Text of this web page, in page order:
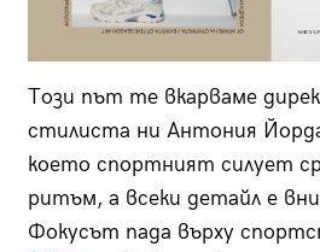
Този път те вкарваме
стилиста ни Антония
което спортният силует
ритъм, а всеки детайл е
Фокусът пада върху